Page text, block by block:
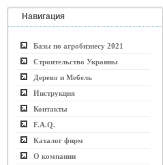
Навигация
Базы по агробизнесу 2021
Строительство Украины
Дерево и Мебель
Инструкция
Контакты
F.A.Q.
Каталог фирм
О компании